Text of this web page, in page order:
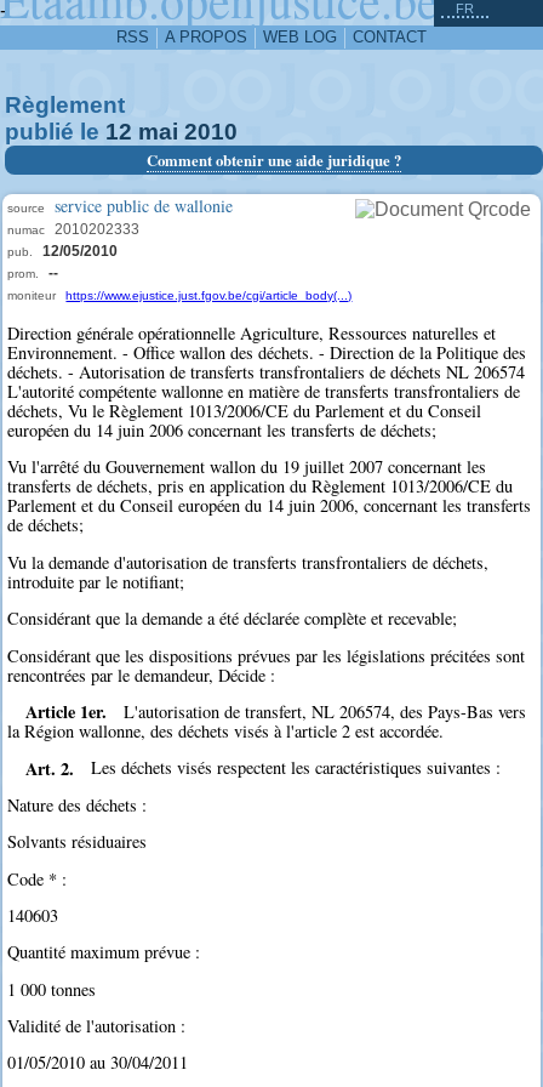
-
RSS A PROPOS WEB LOG CONTACT
FR
Règlement
publié le 12 mai 2010
Comment obtenir une aide juridique ?
source service public de wallonie
numac 2010202333
pub. 12/05/2010
prom. --
moniteur https://www.ejustice.just.fgov.be/cgi/article_body(...)
Direction générale opérationnelle Agriculture, Ressources naturelles et
Environnement. - Office wallon des déchets. - Direction de la Politique des
déchets. - Autorisation de transferts transfrontaliers de déchets NL 206574
L'autorité compétente wallonne en matière de transferts transfrontaliers de
déchets, Vu le Règlement 1013/2006/CE du Parlement et du Conseil
européen du 14 juin 2006 concernant les transferts de déchets;
Vu l'arrêté du Gouvernement wallon du 19 juillet 2007 concernant les
transferts de déchets, pris en application du Règlement 1013/2006/CE du
Parlement et du Conseil européen du 14 juin 2006, concernant les transferts
de déchets;
Vu la demande d'autorisation de transferts transfrontaliers de déchets,
introduite par le notifiant;
Considérant que la demande a été déclarée complète et recevable;
Considérant que les dispositions prévues par les législations précitées sont
rencontrées par le demandeur, Décide :
Article 1er.
L'autorisation de transfert, NL 206574, des Pays-Bas vers
la Région wallonne, des déchets visés à l'article 2 est accordée.
Art. 2.
Les déchets visés respectent les caractéristiques suivantes :
Nature des déchets :
Solvants résiduaires
Code * :
140603
Quantité maximum prévue :
1 000 tonnes
Validité de l'autorisation :
01/05/2010 au 30/04/2011
^